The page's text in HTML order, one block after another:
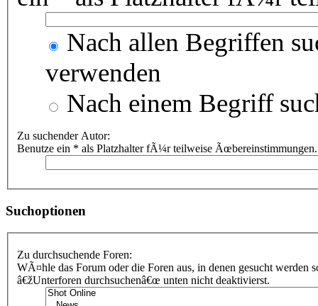
Nach allen Begriffen
verwenden
Nach einem Begriff
Zu suchender Autor:
Benutze ein * als Platzhalter fÃ¼r teilweise Ãœbereinstimmungen.
Suchoptionen
Zu durchsuchende Foren:
WÃ¤hle das Forum oder die Foren aus, in denen gesucht
â€žUnterforen durchsuchenâ€œ unten nicht deaktivierst.